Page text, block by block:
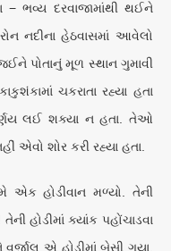
− ભવ્ય દરવાજામાંથી થઈને
નદીના હેઠવાસમાં આવેલો
પોતાનું મૂળ સ્થાન ગુમાવી
ચકરાતા રહ્યા હતા
લઈ શક્યા ન હતા. તેઓ
એવો શોર કરી રહ્યા હતા.
હોડીવાન મળ્યો. તેની
હોડીમાં ક્યાંક પહોંચાડવા
એ હોડીમાં બેસી ગયા.